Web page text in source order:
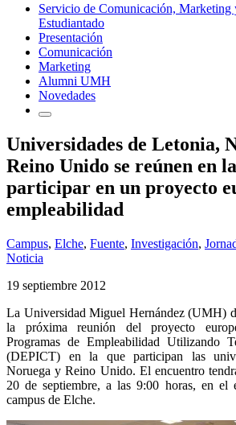
Servicio de Comunicación, Marketing
Estudiantado
Presentación
Comunicación
Marketing
Alumni UMH
Novedades
Universidades de Letonia,
Reino Unido se reúnen en
participar en un proyecto
empleabilidad
Campus, Elche, Fuente, Investigación,
Noticia
19 septiembre 2012
La Universidad Miguel Hernández (UMH)
la próxima reunión del proyecto
Programas de Empleabilidad Utilizando
(DEPICT) en la que participan las
Noruega y Reino Unido. El encuentro
20 de septiembre, a las 9:00 horas, en el
campus de Elche.